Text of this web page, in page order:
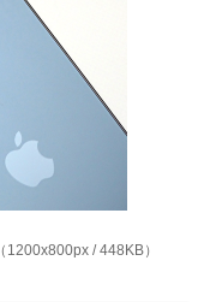
（1200x800px / 448KB）